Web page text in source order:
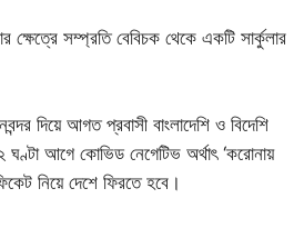
ক্ষেত্রে সম্প্রতি বেবিচক থেকে একটি সার্কুলার
দিয়ে আগত প্রবাসী বাংলাদেশি ও বিদেশি
ঘণ্টা আগে কোভিড নেগেটিভ অর্থাৎ ‘করোনায়
নিয়ে দেশে ফিরতে হবে।